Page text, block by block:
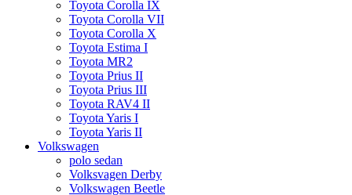
Toyota Corolla IX
Toyota Corolla VII
Toyota Corolla X
Toyota Estima I
Toyota MR2
Toyota Prius II
Toyota Prius III
Toyota RAV4 II
Toyota Yaris I
Toyota Yaris II
Volkswagen
polo sedan
Volksvagen Derby
Volkswagen Beetle